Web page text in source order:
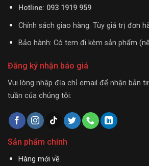
Hotline: 093 1919 959
Chính sách giao hàng: Tùy giá trị đơn
Bảo hành: Có tem đi kèm sản phẩm
Đăng ký nhận báo giá
Vui lòng nhập địa chỉ email để nhận bản
tuần của chúng tôi:
Sản phẩm chính
Hàng mới về